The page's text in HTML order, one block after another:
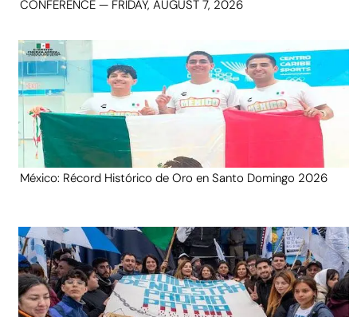
CONFERENCE — FRIDAY, AUGUST 7, 2026
México: Récord Histórico de Oro en Santo Domingo 2026